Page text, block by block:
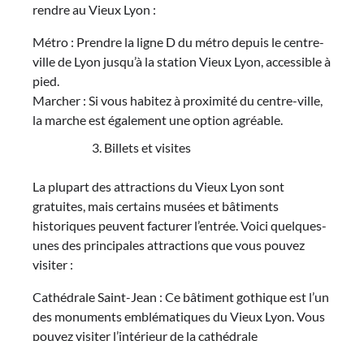
rendre au Vieux Lyon :
Métro : Prendre la ligne D du métro depuis le centre-
ville de Lyon jusqu’à la station Vieux Lyon, accessible à
pied.
Marcher : Si vous habitez à proximité du centre-ville,
la marche est également une option agréable.
Billets et visites
La plupart des attractions du Vieux Lyon sont
gratuites, mais certains musées et bâtiments
historiques peuvent facturer l’entrée. Voici quelques-
unes des principales attractions que vous pouvez
visiter :
Cathédrale Saint-Jean : Ce bâtiment gothique est l’un
des monuments emblématiques du Vieux Lyon. Vous
pouvez visiter l’intérieur de la cathédrale